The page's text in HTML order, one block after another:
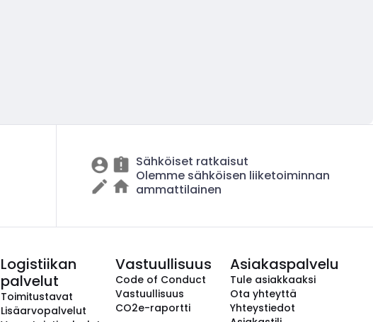
Sähköiset ratkaisut
Olemme sähköisen liiketoiminnan
ammattilainen
Logistiikan
palvelut
Toimitustavat
Lisäarvopalvelut
Vastuullisuus
Code of Conduct
Vastuullisuus
CO2e-raportti
Asiakaspalvelu
Tule asiakkaaksi
Ota yhteyttä
Yhteystiedot